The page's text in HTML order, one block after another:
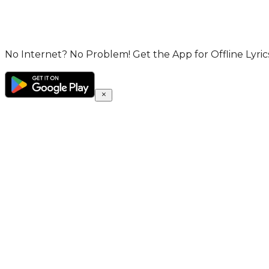
No Internet? No Problem! Get the App for Offline